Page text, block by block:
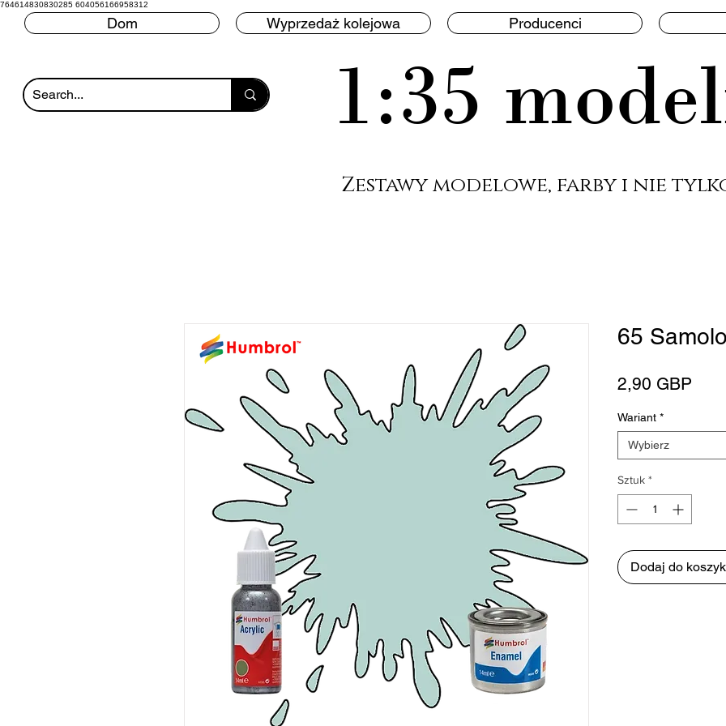
764614830830285 604056166958312
Dom Wyprzedaż kolejowa Producenci
1:35
Zestawy modelowe, farby i nie
65
2,90 GBP
Wariant *
Wybierz
Sztuk *
Dodaj do